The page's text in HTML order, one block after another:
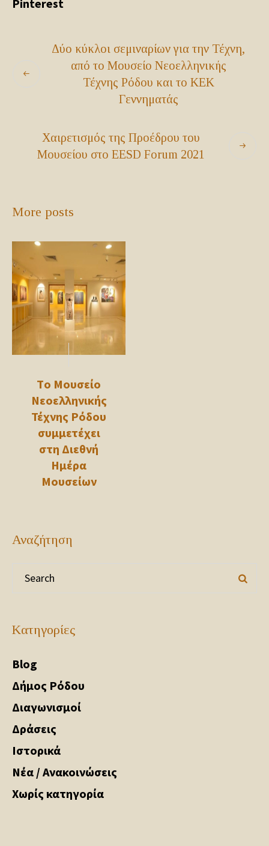
Pinterest
Δύο κύκλοι σεμιναρίων για την Τέχνη,
από το Μουσείο Νεοελληνικής
Τέχνης Ρόδου και το ΚΕΚ
Γεννηματάς
Χαιρετισμός της Προέδρου του
Μουσείου στο EESD Forum 2021
More posts
Τo Μουσείο
Νεοελληνικής
Τέχνης Ρόδου
συμμετέχει
στη Διεθνή
Ημέρα
Μουσείων
Αναζήτηση
Kατηγορίες
Blog
Δήμος Ρόδου
Διαγωνισμοί
Δράσεις
Ιστορικά
Νέα / Ανακοινώσεις
Χωρίς κατηγορία